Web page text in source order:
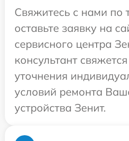
Свяжитесь с нами по
оставьте заявку на
сервисного центра
консультант
уточнения
условий ремонта
устройства Зенит.